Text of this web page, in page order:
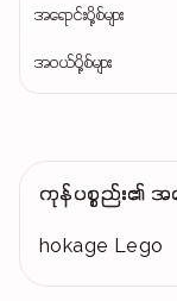
အရောင်းပို့စ်များ
အဝယ်ပို့စ်များ
ကုန်ပစ္စည်း၏
hokage Lego